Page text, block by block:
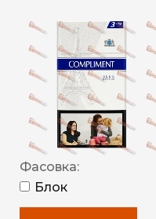
Фасовка:
Блок